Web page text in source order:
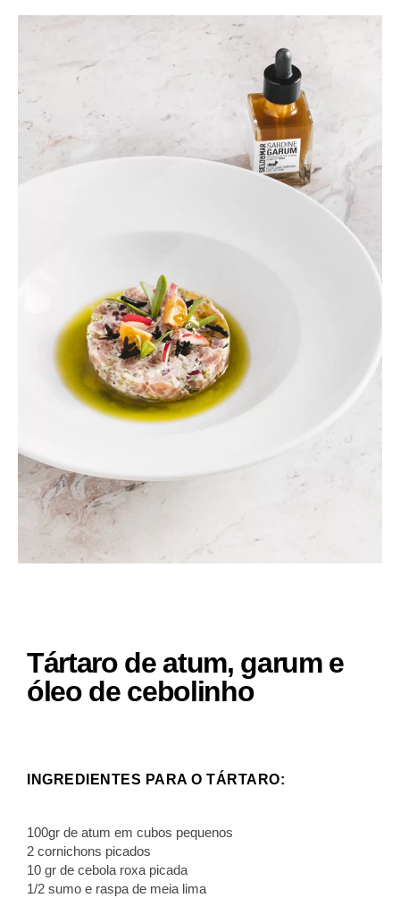
Tártaro de atum, garum e
óleo de cebolinho
INGREDIENTES PARA O TÁRTARO:
100gr de atum em cubos pequenos
2 cornichons picados
10 gr de cebola roxa picada
1/2 sumo e raspa de meia lima